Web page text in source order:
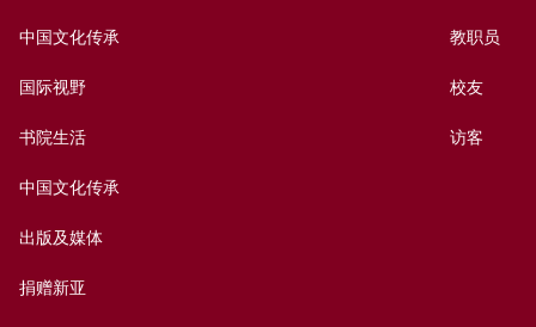
中国文化传承
国际视野
书院生活
中国文化传承
出版及媒体
捐赠新亚
教职员
校友
访客